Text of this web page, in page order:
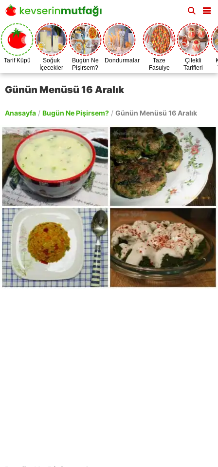
Tarif Küpü
Soğuk
İçecekler
Bugün Ne
Pişirsem?
Dondurmalar
Taze
Fasulye
Zamanı
Çilekli
Tarifleri
Günün Menüsü 16 Aralık
Anasayfa / Bugün Ne Pişirsem? / Günün Menüsü 16 Aralık